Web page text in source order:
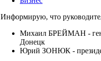
Информирую, что
Михаил БРЕЙМАН -
Донецк
Юрий ЗОНЮК -